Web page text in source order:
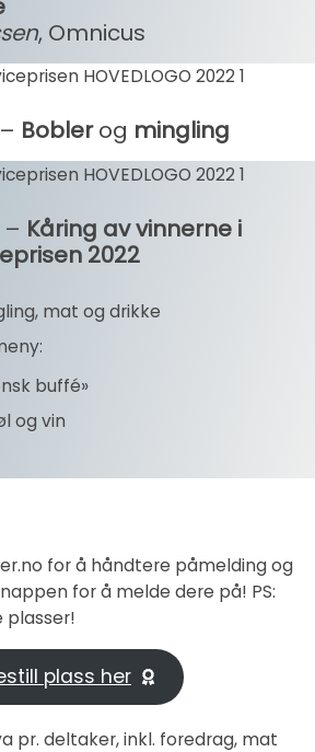
, Omnicus
Boblerog mingling
– Kåring av vinnerne i
2022
mat og drikke
buffé»
og vin
for å håndtere påmelding og
for å melde dere på! PS:
plasser!
plass her
pr. deltaker, inkl. foredrag, mat